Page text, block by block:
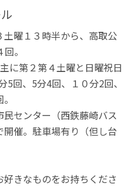
曜１３時半から、高取公
。
に第２第４土曜と日曜祝日
回、5分4回、１０分2回、
センター（西鉄藤崎バス
催。駐車場有り（但し台
きなものをお持ちくださ